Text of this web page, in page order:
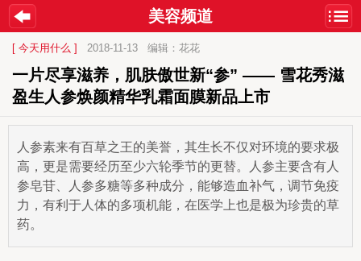
美容频道
[ 今天用什么 ] 2018-11-13 编辑：花花
一片尽享滋养，肌肤傲世新“参” —— 雪花秀滋
盈生人参焕颜精华乳霜面膜新品上市
人参素来有百草之王的美誉，其生长不仅对环境的要求极
高，更是需要经历至少六轮季节的更替。人参主要含有人
参皂苷、人参多糖等多种成分，能够造血补气，调节免疫
力，有利于人体的多项机能，在医学上也是极为珍贵的草
药。